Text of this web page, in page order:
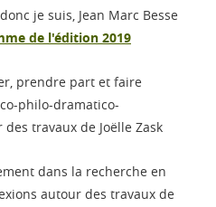
je suis, Jean Marc Besse
de l'édition 2019
prendre part et faire
philo-dramatico-
travaux de Joëlle Zask
dans la recherche en
autour des travaux de